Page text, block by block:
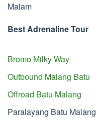
Malam
Best Adrenaline Tour
Bromo Milky Way
Outbound Malang Batu
Offroad Batu Malang
Paralayang Batu Malang